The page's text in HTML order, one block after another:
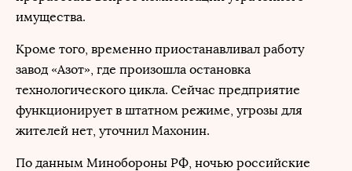
имущества.
Кроме того, временно приостанавливал работу
завод «Азот», где произошла остановка
технологического цикла. Сейчас предприятие
функционирует в штатном режиме, угрозы для
жителей нет, уточнил Махонин.
По данным Минобороны РФ, ночью российские